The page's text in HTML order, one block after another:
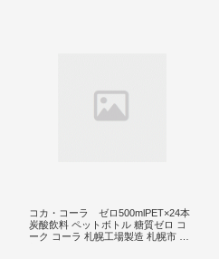
コカ・コーラ ゼロ500mlPET×24本
炭酸飲料 ペットボトル 糖質ゼロ コ
ーク コーラ 札幌工場製造 札幌市 飲